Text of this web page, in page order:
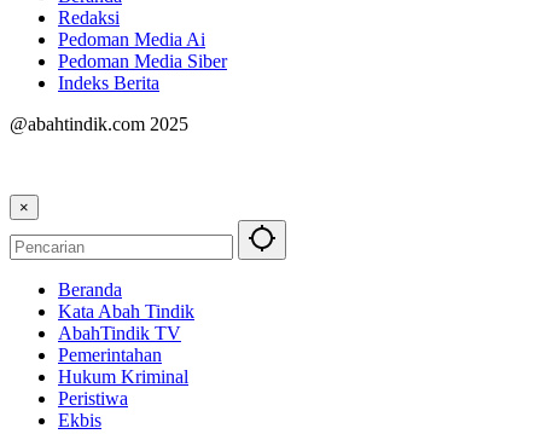
Redaksi
Pedoman Media Ai
Pedoman Media Siber
Indeks Berita
@abahtindik.com 2025
×
Beranda
Kata Abah Tindik
AbahTindik TV
Pemerintahan
Hukum Kriminal
Peristiwa
Ekbis